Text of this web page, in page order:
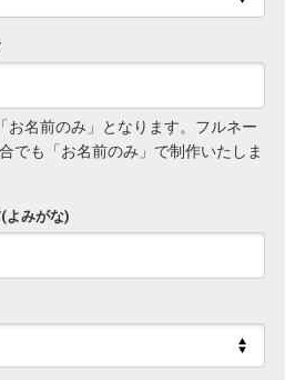
お名前のみ」となります。フルネー
でも「お名前のみ」で制作いたしま
よみがな)